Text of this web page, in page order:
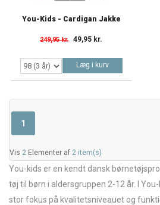
You-Kids - Cardigan Jakke
249,95 kr. 49,95 kr.
Læg i kurv
1
Vis 2 Elementer af 2 item(s)
You-kids er en kendt dansk
tøj til børn i aldersgruppen 2-12 år. I
stor fokus på kvalitetsniveauet og